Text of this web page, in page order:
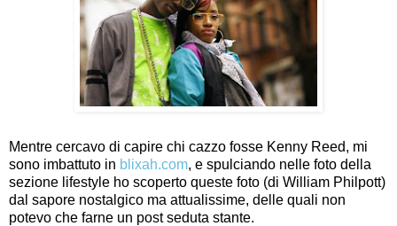
Mentre cercavo di capire chi cazzo fosse Kenny Reed, mi
sono imbattuto in blixah.com, e spulciando nelle foto della
sezione lifestyle ho scoperto queste foto (di William Philpott)
dal sapore nostalgico ma attualissime, delle quali non
potevo che farne un post seduta stante.